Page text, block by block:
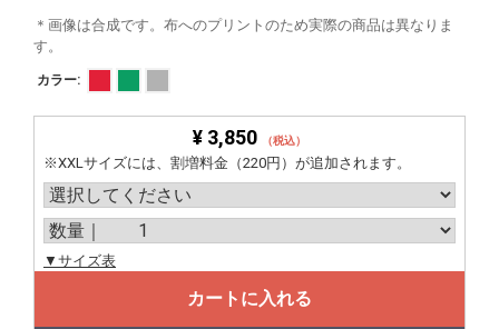
＊画像は合成です。布へのプリントのため実際の商品は異なりま
す。
カラー:
¥ 3,850 （税込）
※XXLサイズには、割増料金（220円）が追加されます。
▼サイズ表
カートに入れる